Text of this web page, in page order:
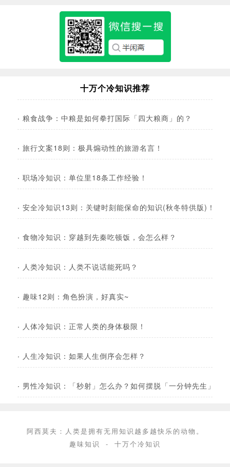
十万个冷知识推荐
· 粮食战争：中粮是如何拳打国际「四大粮商」的？
· 旅行文案18则：极具煽动性的旅游名言！
· 职场冷知识：单位里18条工作经验！
· 安全冷知识13则：关键时刻能保命的知识(秋冬特供版)！
· 食物冷知识：穿越到先秦吃顿饭，会怎么样？
· 人类冷知识：人类不说话能死吗？
· 趣味12则：角色扮演，好真实~
· 人体冷知识：正常人类的身体极限！
· 人生冷知识：如果人生倒序会怎样？
· 男性冷知识：「秒射」怎么办？如何摆脱「一分钟先生」？
阿西莫夫：人类是拥有无用知识越多越快乐的动物。
趣味知识
- 十万个冷知识